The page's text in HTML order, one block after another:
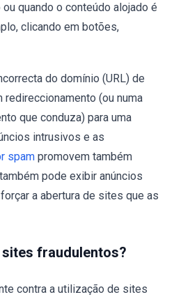
quando o conteúdo alojado é
clicando em botões,
do domínio (URL) de
(ou numa
que conduza) para uma
intrusivos e as
spam promovem também
também pode exibir anúncios
a abertura de sites que as
fraudulentos?
contra a utilização de sites